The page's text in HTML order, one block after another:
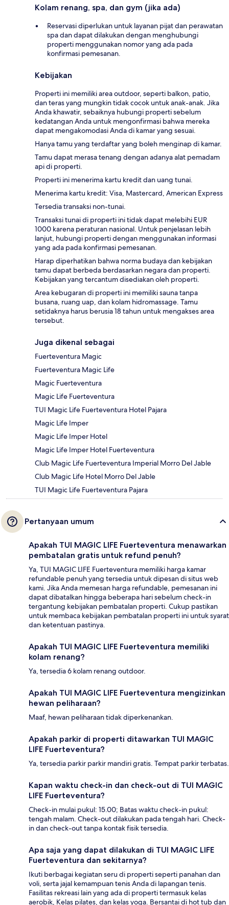
Kolam renang, spa, dan gym (jika ada)
Reservasi diperlukan untuk layanan pijat dan perawatan
spa dan dapat dilakukan dengan menghubungi
properti menggunakan nomor yang ada pada
konfirmasi pemesanan.
Kebijakan
Properti ini memiliki area outdoor, seperti balkon, patio,
dan teras yang mungkin tidak cocok untuk anak-anak. Jika
Anda khawatir, sebaiknya hubungi properti sebelum
kedatangan Anda untuk mengonfirmasi bahwa mereka
dapat mengakomodasi Anda di kamar yang sesuai.
Hanya tamu yang terdaftar yang boleh menginap di kamar.
Tamu dapat merasa tenang dengan adanya alat pemadam
api di properti.
Properti ini menerima kartu kredit dan uang tunai.
Menerima kartu kredit: Visa, Mastercard, American Express
Tersedia transaksi non-tunai.
Transaksi tunai di properti ini tidak dapat melebihi EUR
1000 karena peraturan nasional. Untuk penjelasan lebih
lanjut, hubungi properti dengan menggunakan informasi
yang ada pada konfirmasi pemesanan.
Harap diperhatikan bahwa norma budaya dan kebijakan
tamu dapat berbeda berdasarkan negara dan properti.
Kebijakan yang tercantum disediakan oleh properti.
Area kebugaran di properti ini memiliki sauna tanpa
busana, ruang uap, dan kolam hidromassage. Tamu
setidaknya harus berusia 18 tahun untuk mengakses area
tersebut.
Juga dikenal sebagai
Fuerteventura Magic
Fuerteventura Magic Life
Magic Fuerteventura
Magic Life Fuerteventura
TUI Magic Life Fuerteventura Hotel Pajara
Magic Life Imper
Magic Life Imper Hotel
Magic Life Imper Hotel Fuerteventura
Club Magic Life Fuerteventura Imperial Morro Del Jable
Club Magic Life Hotel Morro Del Jable
TUI Magic Life Fuerteventura Pajara
Pertanyaan umum
Apakah TUI MAGIC LIFE Fuerteventura menawarkan
pembatalan gratis untuk refund penuh?
Ya, TUI MAGIC LIFE Fuerteventura memiliki harga kamar
refundable penuh yang tersedia untuk dipesan di situs web
kami. Jika Anda memesan harga refundable, pemesanan ini
dapat dibatalkan hingga beberapa hari sebelum check-in
tergantung kebijakan pembatalan properti. Cukup pastikan
untuk membaca kebijakan pembatalan properti ini untuk syarat
dan ketentuan pastinya.
Apakah TUI MAGIC LIFE Fuerteventura memiliki
kolam renang?
Ya, tersedia 6 kolam renang outdoor.
Apakah TUI MAGIC LIFE Fuerteventura mengizinkan
hewan peliharaan?
Maaf, hewan peliharaan tidak diperkenankan.
Apakah parkir di properti ditawarkan TUI MAGIC
LIFE Fuerteventura?
Ya, tersedia parkir parkir mandiri gratis. Tempat parkir terbatas.
Kapan waktu check-in dan check-out di TUI MAGIC
LIFE Fuerteventura?
Check-in mulai pukul: 15.00; Batas waktu check-in pukul:
tengah malam. Check-out dilakukan pada tengah hari. Check-
in dan check-out tanpa kontak fisik tersedia.
Apa saja yang dapat dilakukan di TUI MAGIC LIFE
Fuerteventura dan sekitarnya?
Ikuti berbagai kegiatan seru di properti seperti panahan dan
voli, serta jajal kemampuan tenis Anda di lapangan tenis.
Fasilitas rekreasi lain yang ada di properti termasuk kelas
aerobik, Kelas pilates, dan kelas yoga. Bersantai di hot tub dan